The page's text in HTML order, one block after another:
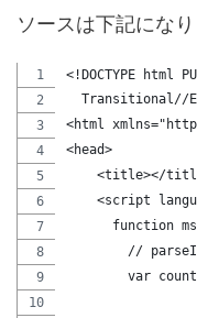
ソースは下記になり
<!DOCTYPE html
Transitional//
<html
<head>
<title></
<script
function
//
var